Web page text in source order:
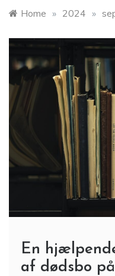
Home » 2024 »
En
af dødsbo